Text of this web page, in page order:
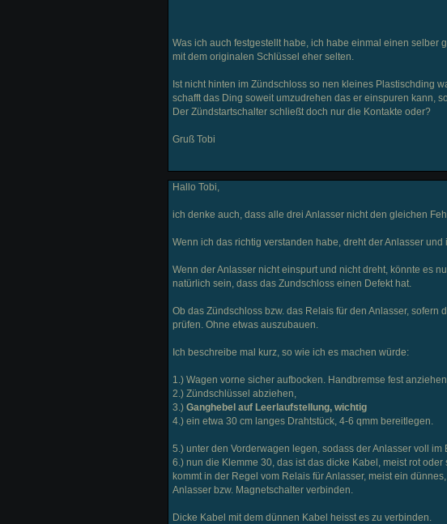
Was ich auch festgestellt habe, ich habe einmal einen selber
mit dem originalen Schlüssel eher selten.
Ist nicht hinten im Zündschloss so nen kleines Plastischding
schafft das Ding soweit umzudrehen das er einspuren kann,
Der Zündstartschalter schließt doch nur die Kontakte oder?
Gruß Tobi
Hallo Tobi,
ich denke auch, dass alle drei Anlasser nicht den gleichen
Wenn ich das richtig verstanden habe, dreht der Anlasser
Wenn der Anlasser nicht einspurt und nicht dreht, könnte es
natürlich sein, dass das Zundschloss einen Defekt hat.
Ob das Zündschloss bzw. das Relais für den Anlasser,
prüfen. Ohne etwas auszubauen.
Ich beschreibe mal kurz, so wie ich es machen würde:
1.) Wagen vorne sicher aufbocken. Handbremse fest
2.) Zündschlüssel abziehen,
3.) Ganghebel auf Leerlaufstellung, wichtig
4.) ein etwa 30 cm langes Drahtstück, 4-6 qmm bereitlegen.
5.) unter den Vorderwagen legen, sodass der Anlasser voll im
6.) nun die Klemme 30, das ist das dicke Kabel, meist rot
kommt in der Regel vom Relais für Anlasser, meist ein
Anlasser bzw. Magnetschalter verbinden.
Dicke Kabel mit dem dünnen Kabel heisst es zu verbinden.